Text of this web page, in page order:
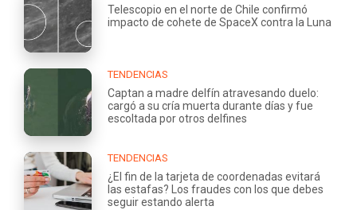
Telescopio en el norte de Chile confirmó
impacto de cohete de SpaceX contra la Luna
TENDENCIAS
Captan a madre delfín atravesando duelo:
cargó a su cría muerta durante días y fue
escoltada por otros delfines
TENDENCIAS
¿El fin de la tarjeta de coordenadas evitará
las estafas? Los fraudes con los que debes
seguir estando alerta